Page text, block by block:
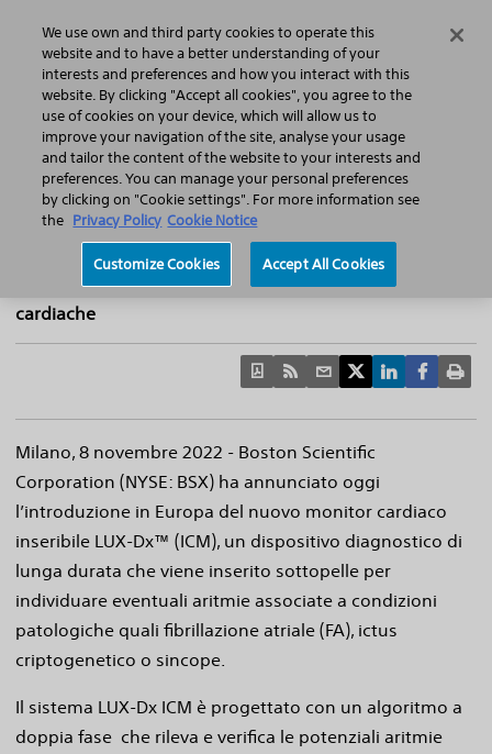
Search Menu
Home Featured Stories Press Releases
Boston Scientific amplia l’attività
diagnostica in Europa con il nuovo sistema
di monitoraggio cardiaco inseribile LUX-
Algoritmo a doppia fase per verificare potenziali aritmie
cardiache
Milano, 8 novembre 2022 - Boston Scientific
Corporation (NYSE: BSX) ha annunciato oggi
l’introduzione in Europa del nuovo monitor cardiaco
inseribile LUX-Dx™ (ICM), un dispositivo diagnostico di
lunga durata che viene inserito sottopelle per
individuare eventuali aritmie associate a condizioni
patologiche quali fibrillazione atriale (FA), ictus
criptogenetico o sincope.
Il sistema LUX-Dx ICM è progettato con un algoritmo a
doppia fase che rileva e verifica le potenziali aritmie
We use own and third party cookies to operate this
website and to have a better understanding of your
interests and preferences and how you interact with this
website. By clicking "Accept all cookies", you agree to the
use of cookies on your device, which will allow us to
improve your navigation of the site, analyse your usage
and tailor the content of the website to your interests and
preferences. You can manage your personal preferences
by clicking on "Cookie settings". For more information see
the Privacy Policy Cookie Notice
Customize Cookies Accept All Cookies